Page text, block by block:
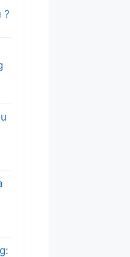
?